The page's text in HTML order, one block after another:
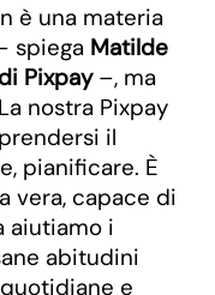
è una materia
spiega Matilde
Pixpay–, ma
nostra Pixpay
il
pianificare. È
vera, capace di
aiutiamo i
abitudini
e